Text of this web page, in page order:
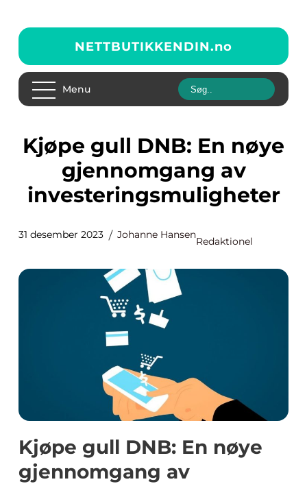
NETTBUTIKKENDIN.no
Menu
Kjøpe gull DNB: En nøye
gjennomgang av
investeringsmuligheter
31 desember 2023 Johanne Hansen
Redaktionel
Kjøpe gull DNB: En nøye
gjennomgang av